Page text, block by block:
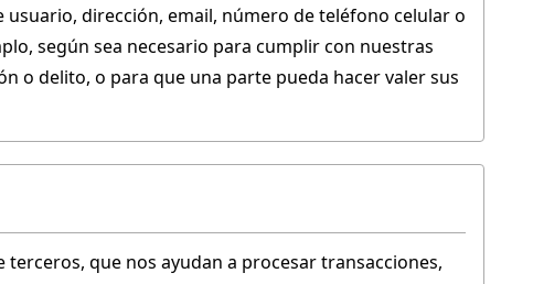
dirección, email, número de teléfono celular o
según sea necesario para cumplir con nuestras
o delito, o para que una parte pueda hacer valer sus
que nos ayudan a procesar transacciones,